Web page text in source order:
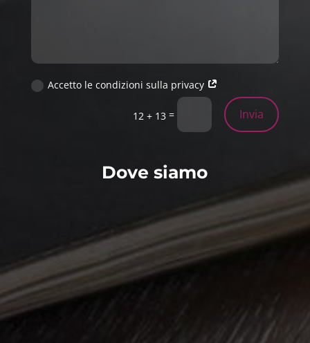
Accetto le condizioni sulla privacy
12 + 13 = Invia
Dove siamo